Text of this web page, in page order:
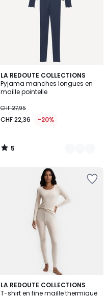
LA REDOUTE COLLECTIONS
Pyjama manches longues en
maille pointelle
CHF 27,95
CHF 22,36 -20%
5
/
5
2
Couleurs
5
/
LA REDOUTE COLLECTIONS
T-shirt en fine maille thermique
2